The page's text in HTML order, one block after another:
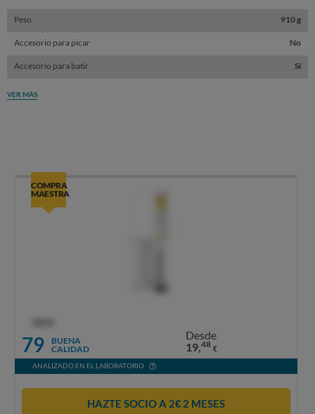
Peso 910 g
Accesorio para picar No
Accesorio para batir Sí
VER MÁS
COMPRA
MAESTRA
79
BUENA
CALIDAD
Desde
19,48 €
ANALIZADO EN EL LABORATORIO
HAZTE SOCIO A 2€ 2 MESES